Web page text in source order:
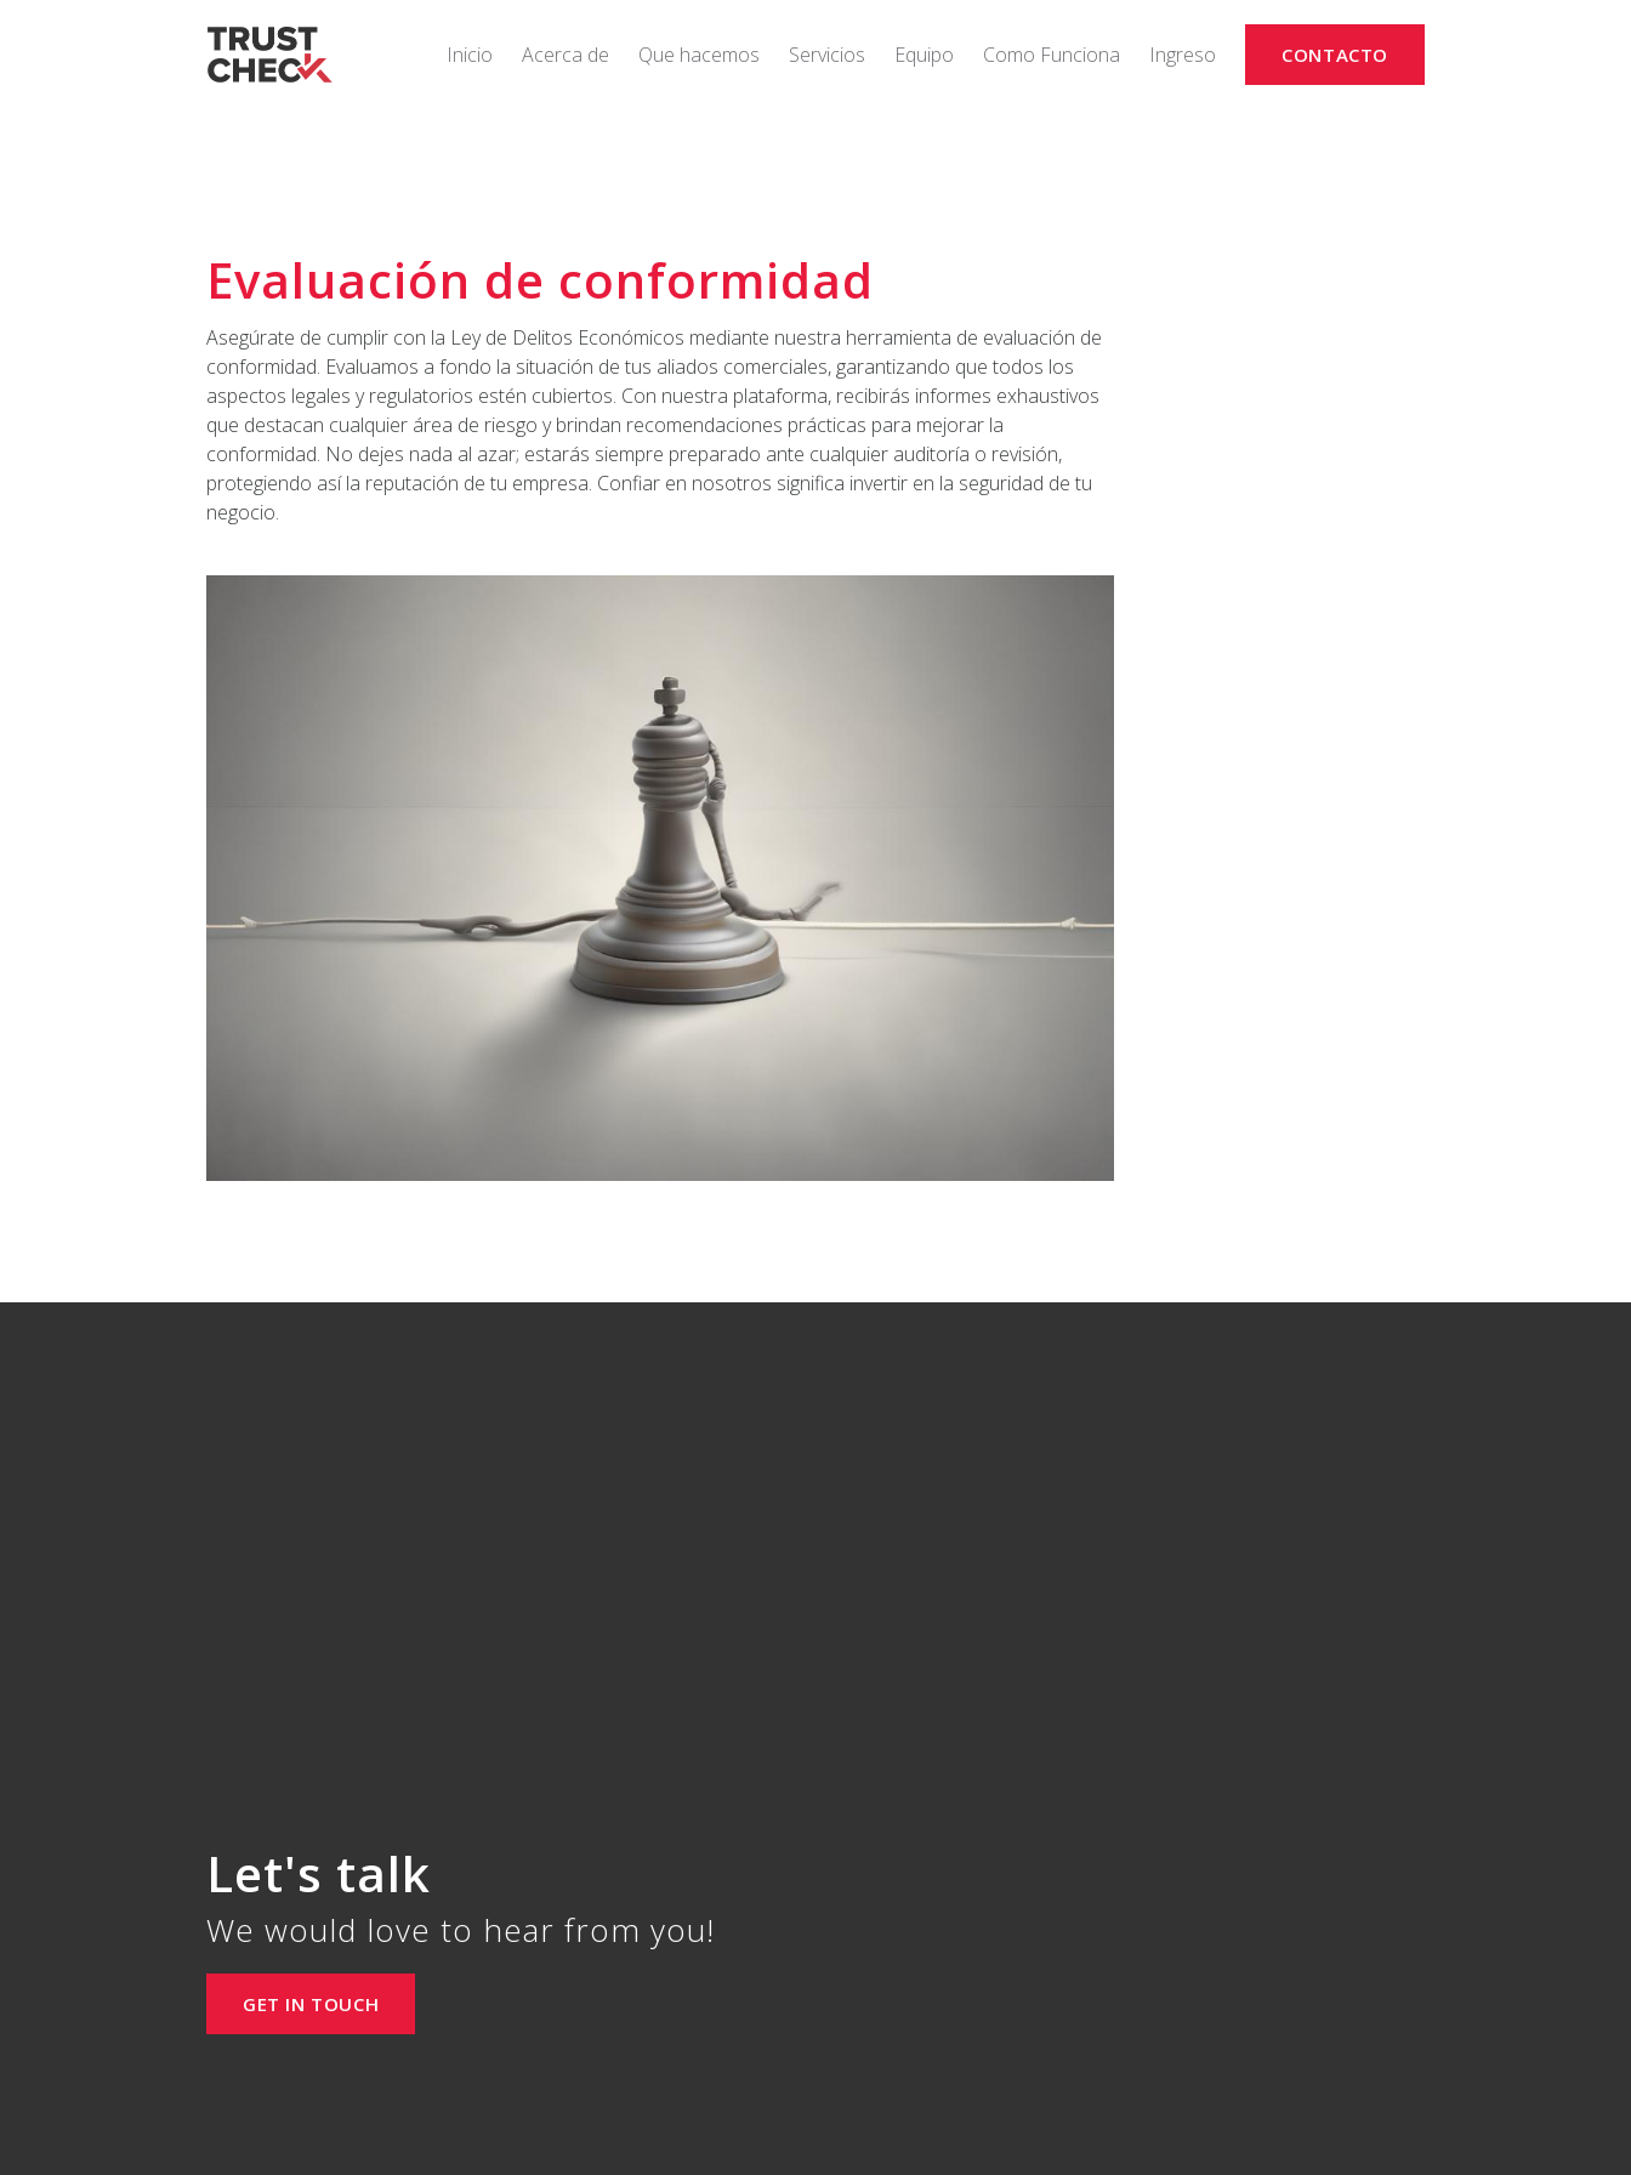
Inicio
Acerca de Que hacemos Servicios Equipo Como Funciona Ingreso CONTACTO
Evaluación de conformidad
Asegúrate de cumplir con la Ley de Delitos Económicos mediante nuestra herramienta de evaluación de
conformidad. Evaluamos a fondo la situación de tus aliados comerciales, garantizando que todos los
aspectos legales y regulatorios estén cubiertos. Con nuestra plataforma, recibirás informes exhaustivos
que destacan cualquier área de riesgo y brindan recomendaciones prácticas para mejorar la
conformidad. No dejes nada al azar; estarás siempre preparado ante cualquier auditoría o revisión,
protegiendo así la reputación de tu empresa. Confiar en nosotros significa invertir en la seguridad de tu
negocio.
Let's talk
We would love to hear from you!
GET IN TOUCH